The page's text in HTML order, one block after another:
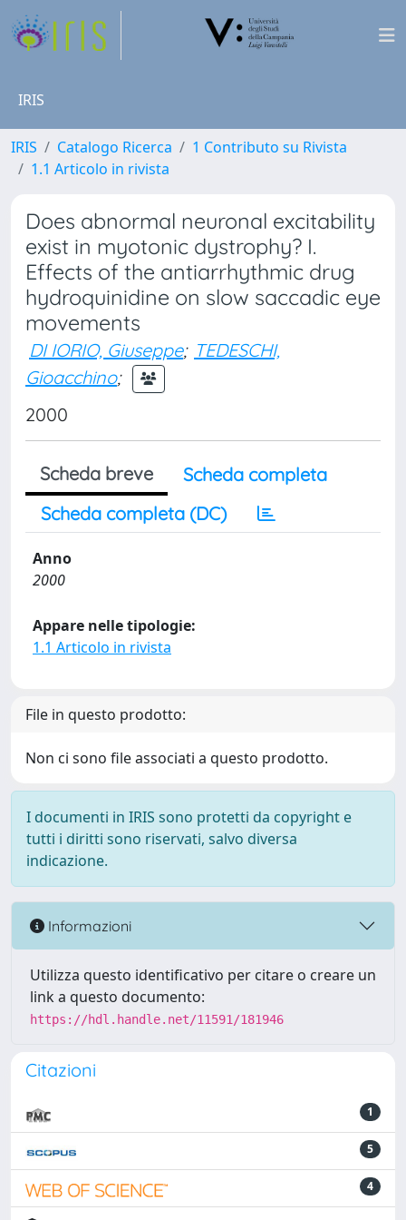
IRIS
IRIS Catalogo Ricerca
1 Contributo su Rivista
1.1 Articolo in rivista
Does abnormal neuronal excitability
exist in myotonic dystrophy? I.
Effects of the antiarrhythmic drug
hydroquinidine on slow saccadic eye
movements
DI IORIO, Giuseppe; TEDESCHI,
Gioacchino;
2000
Scheda breve
Scheda completa
Scheda completa (DC)
Anno
2000
Appare nelle tipologie:
1.1 Articolo in rivista
File in questo prodotto:
Non ci sono file associati a questo prodotto.
I documenti in IRIS sono protetti da copyright e
tutti i diritti sono riservati, salvo diversa
indicazione.
Informazioni
Utilizza questo identificativo per citare o creare un
link a questo documento:
https://hdl.handle.net/11591/181946
Citazioni
1
5
4